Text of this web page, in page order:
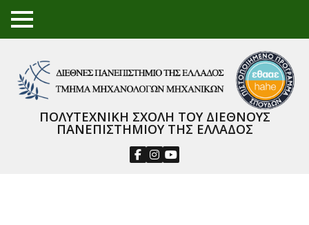
TO
GGL
NU
ΠΟΛΥΤΕΧΝΙΚΗ ΣΧΟΛΗ ΤΟΥ ΔΙΕΘΝΟΥΣ
ΠΑΝΕΠΙΣΤΗΜΙΟΥ ΤΗΣ ΕΛΛΑΔΟΣ